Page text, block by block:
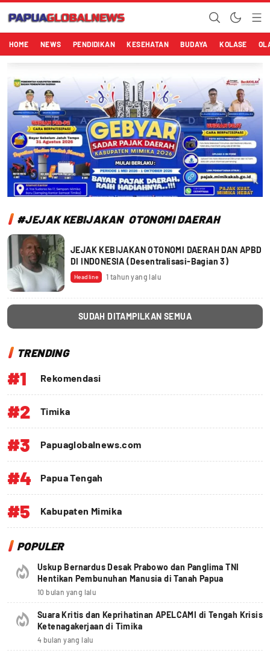
Papuaglobalnews.com
Menulis Fakta dengan Hati Bening
HOME NEWS PENDIDIKAN KESEHATAN BUDAYA KOLASE
#JEJAK KEBIJAKAN OTONOMI DAERAH
JEJAK KEBIJAKAN OTONOMI DAERAH DAN APBD
DI INDONESIA (Desentralisasi-Bagian 3)
Headline 1 tahun yang lalu
SUDAH DITAMPILKAN SEMUA
TRENDING
#1 Rekomendasi
#2 Timika
#3 Papuaglobalnews.com
#4 Papua Tengah
#5 Kabupaten Mimika
POPULER
Uskup Bernardus Desak Prabowo dan Panglima TNI
Hentikan Pembunuhan Manusia di Tanah Papua
10 bulan yang lalu
Suara Kritis dan Keprihatinan APELCAMI di Tengah Krisis
Ketenagakerjaan di Timika
4 bulan yang lalu